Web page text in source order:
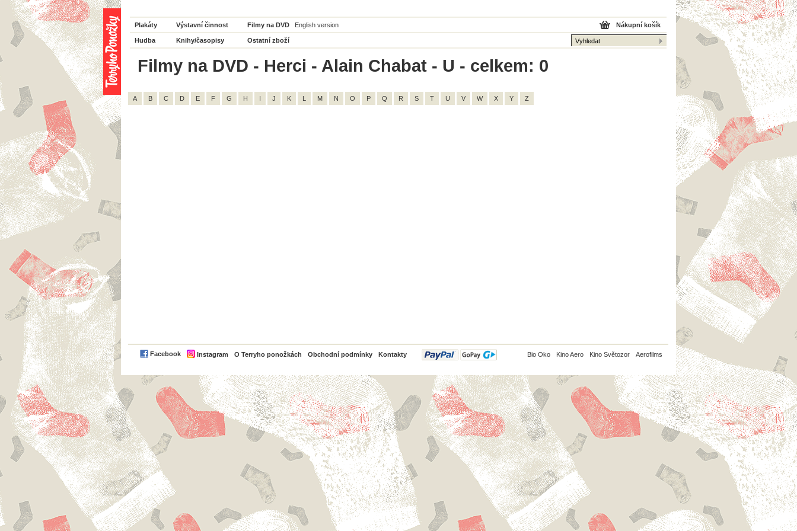
Plakáty Výstavní činnost Filmy na DVD English version
Hudba Knihy/časopisy Ostatní zboží
Nákupní košík
Filmy na DVD - Herci - Alain Chabat - U - celkem: 0
A B C D E F G H I J K L M N O P Q R S T U V W X Y Z
Facebook Instagram O Terryho ponožkách Obchodní podmínky Kontakty
PayPal Bio Oko Kino Aero Kino Světozor Aerofilms